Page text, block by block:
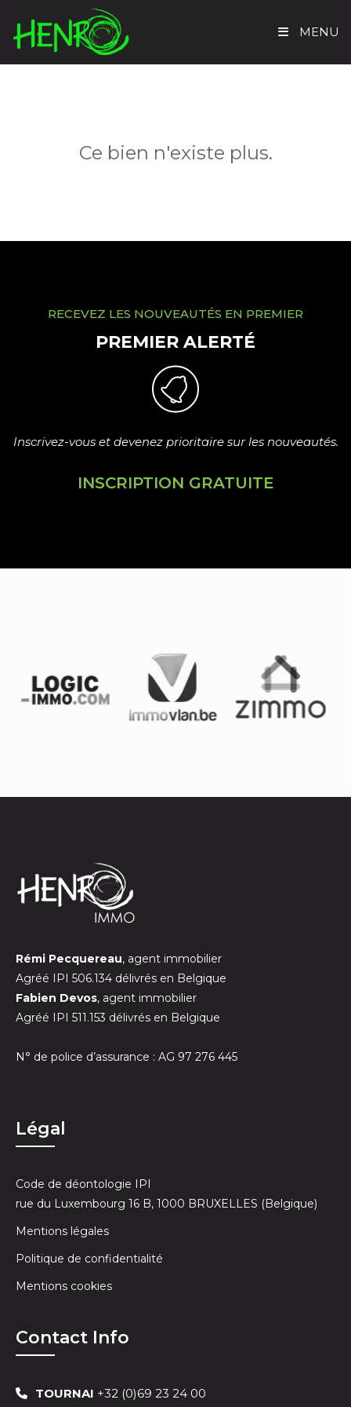
MENU
EVALUATION GRATUITE
CONTACT
Ce bien n'existe plus.
RECEVEZ LES NOUVEAUTÉS EN PREMIER
PREMIER ALERTÉ
Inscrivez-vous et devenez prioritaire sur les nouveautés.
INSCRIPTION GRATUITE
Rémi Pecquereau, agent immobilier
Agréé IPI 506.134 délivrés en Belgique
Fabien Devos, agent immobilier
Agréé IPI 511.153 délivrés en Belgique
N° de police d’assurance : AG 97 276 445
Légal
Code de déontologie IPI
rue du Luxembourg 16 B, 1000 BRUXELLES (Belgique)
Mentions légales
Politique de confidentialité
Mentions cookies
Contact Info
TOURNAI +32 (0)69 23 24 00